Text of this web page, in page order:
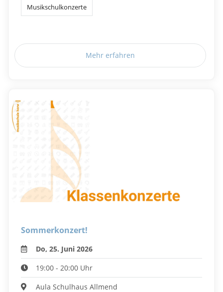
Musikschulkonzerte
Mehr erfahren
Sommerkonzert!
Do, 25. Juni 2026
19:00 - 20:00 Uhr
Aula Schulhaus Allmend